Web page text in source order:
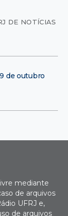
DE NOTÍCIAS
de outubro
mediante
de arquivos
UFRJ e,
de arquivos